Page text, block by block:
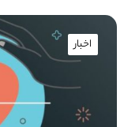
اخبار